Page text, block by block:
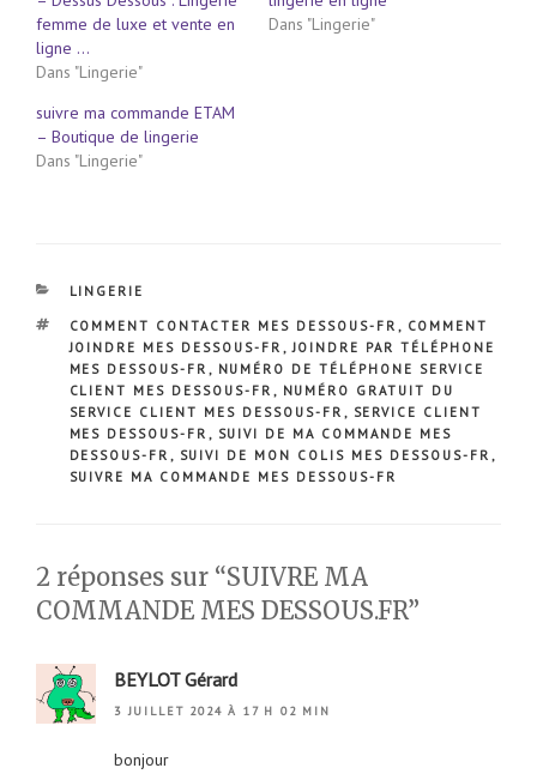
femme de luxe et vente en
ligne …
Dans "Lingerie"
Dans "Lingerie"
suivre ma commande ETAM
– Boutique de lingerie
Dans "Lingerie"
CATÉGORIES
LINGERIE
ÉTIQUETTES
COMMENT CONTACTER MES DESSOUS-FR , COMMENT
JOINDRE MES DESSOUS-FR ,JOINDRE PAR TÉLÉPHONE
MES DESSOUS-FR , NUMÉRO DE TÉLÉPHONE SERVICE
CLIENT MES DESSOUS-FR , NUMÉRO GRATUIT DU
SERVICE CLIENT MES DESSOUS-FR , SERVICE CLIENT
MES DESSOUS-FR , SUIVI DE MA COMMANDE MES
DESSOUS-FR , SUIVI DE MON COLIS MES DESSOUS-FR ,
SUIVRE MA COMMANDE MES DESSOUS-FR
2 réponses sur “SUIVRE MA
COMMANDE MES DESSOUS.FR”
BEYLOT Gérard
3 JUILLET 2024 À 17 H 02 MIN
bonjour